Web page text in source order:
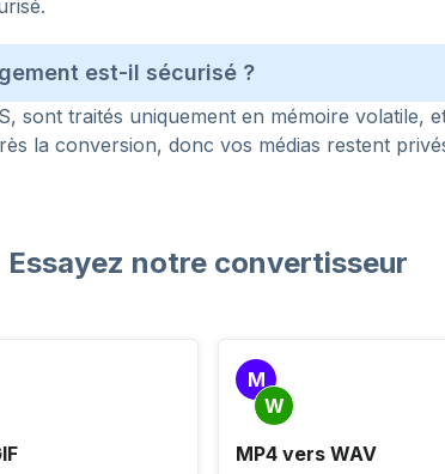
est-il sécurisé ?
sont traités uniquement en mémoire volatile,
la conversion, donc vos médias restent
Essayez notre convertisseur
M
W
MP4 vers WAV